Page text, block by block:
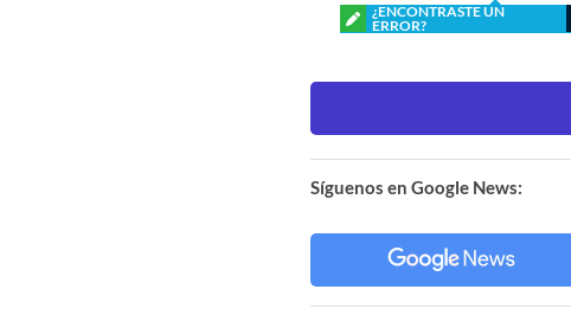
¿ENCONTRASTE UN
ERROR?
Síguenos en Google News: